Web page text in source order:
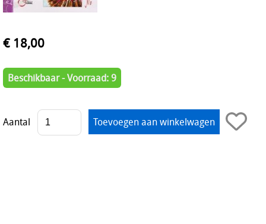
€ 18,00
Beschikbaar - Voorraad: 9
Aantal